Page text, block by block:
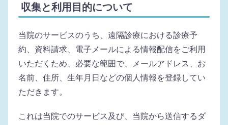
収集と利用目的について
当院のサービスのうち、遠隔診療における診療予
約、資料請求、電子メールによる情報配信をご利用
いただくため、必要な範囲で、メールアドレス、お
名前、住所、生年月日などの個人情報を登録してい
ただきます。
これは当院でのサービス及び、当院から送信するダ